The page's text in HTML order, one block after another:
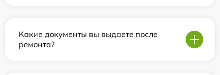
Какие документы вы выдаете после
ремонта?